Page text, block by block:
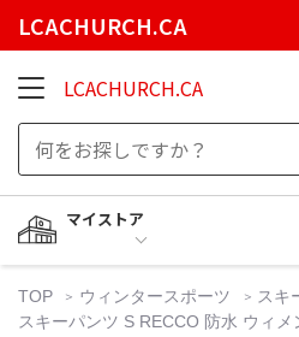
LCACHURCH.CA
LCACHURCH.CA
マイストア
TOP ウィンタースポーツ スキ
スキーパンツ S RECCO 防水 ウィ